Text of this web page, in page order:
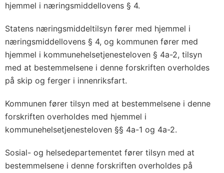
hjemmel i næringsmiddellovens § 4.
Statens næringsmiddeltilsyn fører med hjemmel i
næringsmiddellovens § 4, og kommunen fører med
hjemmel i kommunehelsetjenesteloven § 4a-2, tilsyn
med at bestemmelsene i denne forskriften overholdes
på skip og ferger i innenriksfart.
Kommunen fører tilsyn med at bestemmelsene i denne
forskriften overholdes med hjemmel i
kommunehelsetjenesteloven §§ 4a-1 og 4a-2.
Sosial- og helsedepartementet fører tilsyn med at
bestemmelsene i denne forskriften overholdes på